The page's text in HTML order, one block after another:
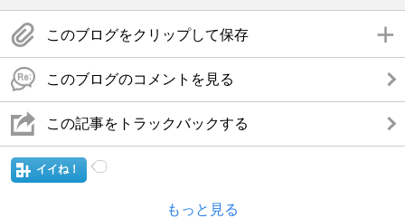
このブログをクリップして保存
このブログのコメントを見る
この記事をトラックバックする
イイね！
もっと見る